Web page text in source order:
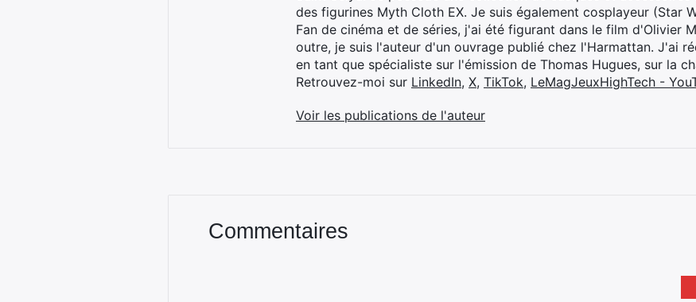
des figurines Myth Cloth EX. Je suis également cosplayeur (Star
Fan de cinéma et de séries, j'ai été figurant dans le film d'Olivier
outre, je suis l'auteur d'un ouvrage publié chez l'Harmattan. J'ai
en tant que spécialiste sur l'émission de Thomas Hugues, sur la
Retrouvez-moi sur LinkedIn, X, TikTok, LeMagJeuxHighTech -
Voir les publications de l'auteur
Commentaires